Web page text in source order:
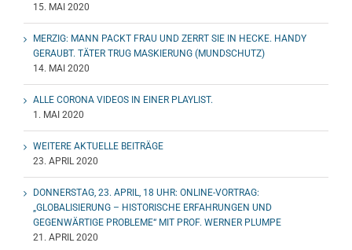
15. MAI 2020
MERZIG: MANN PACKT FRAU UND ZERRT SIE IN HECKE. HANDY
GERAUBT. TÄTER TRUG MASKIERUNG (MUNDSCHUTZ)
14. MAI 2020
ALLE CORONA VIDEOS IN EINER PLAYLIST.
1. MAI 2020
WEITERE AKTUELLE BEITRÄGE
23. APRIL 2020
DONNERSTAG, 23. APRIL, 18 UHR: ONLINE-VORTRAG:
„GLOBALISIERUNG – HISTORISCHE ERFAHRUNGEN UND
GEGENWÄRTIGE PROBLEME“ MIT PROF. WERNER PLUMPE
21. APRIL 2020